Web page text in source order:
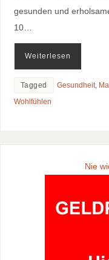
gesunden und
10…
Weiterlesen
Tagged Gesundheit,
Wohlfühlen
Nie